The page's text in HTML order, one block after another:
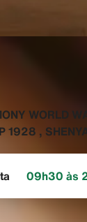
WORLD
1928 ,
09h30 às